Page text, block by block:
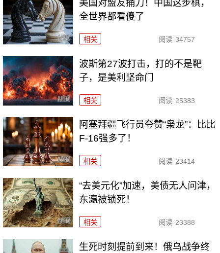
美国对盟友捅刀！中国这步棋，
全世界都看傻了
相关 阅读 34757
波斯第27波打击，打的不是靶
子，是美利坚命门
相关 阅读 25383
阿塞拜疆飞行员夸赞“枭龙”：比比
F-16强多了！
相关 阅读 23414
“去美元化”加速，美债无人问津，
东瀛被锁死！
相关 阅读 23388
生死时刻提前到来！俄乌战争终